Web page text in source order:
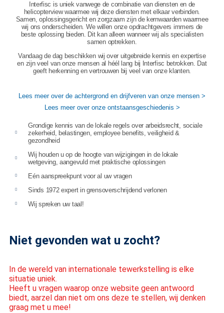
Interfisc is uniek vanwege de combinatie van diensten en de
helicopterview waarmee wij deze diensten met elkaar verbinden.
Samen, oplossingsgericht en zorgzaam zijn de kernwaarden waarmee
wij ons onderscheiden. We willen onze opdrachtgevers immers de
beste oplossing bieden. Dit kan alleen wanneer wij als specialisten
samen optrekken.
Vandaag de dag beschikken wij over uitgebreide kennis en expertise
en zijn veel van onze mensen al héél lang bij Interfisc betrokken. Dat
geeft herkenning en vertrouwen bij veel van onze klanten.
Lees meer over de achtergrond en drijfveren van onze mensen >
Lees meer over onze ontstaansgeschiedenis >
Grondige kennis van de lokale regels over arbeidsrecht, sociale
zekerheid, belastingen, employee benefits, veiligheid &
gezondheid
Wij houden u op de hoogte van wijzigingen in de lokale
wetgeving, aangevuld met praktische oplossingen
Eén aanspreekpunt voor al uw vragen
Sinds 1972 expert in grensoverschrijdend verlonen
Wij spreken uw taal!
Niet gevonden wat u zocht?
In de wereld van internationale tewerkstelling is elke
situatie uniek.
Heeft u vragen waarop onze website geen antwoord
biedt, aarzel dan niet om ons deze te stellen, wij denken
graag met u mee!